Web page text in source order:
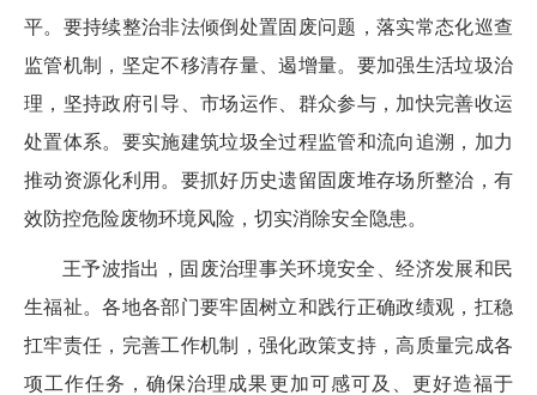
平。要持续整治非法倾倒处置固废问题，落实常态化巡查
监管机制，坚定不移清存量、遏增量。要加强生活垃圾治
理，坚持政府引导、市场运作、群众参与，加快完善收运
处置体系。要实施建筑垃圾全过程监管和流向追溯，加力
推动资源化利用。要抓好历史遗留固废堆存场所整治，有
效防控危险废物环境风险，切实消除安全隐患。
王予波指出，固废治理事关环境安全、经济发展和民
生福祉。各地各部门要牢固树立和践行正确政绩观，扛稳
扛牢责任，完善工作机制，强化政策支持，高质量完成各
项工作任务，确保治理成果更加可感可及、更好造福于